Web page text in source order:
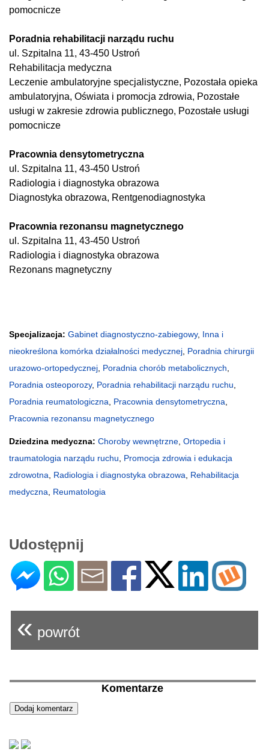
pomocnicze
Poradnia rehabilitacji narządu ruchu
ul. Szpitalna 11, 43-450 Ustroń
Rehabilitacja medyczna
Leczenie ambulatoryjne specjalistyczne, Pozostała opieka
ambulatoryjna, Oświata i promocja zdrowia, Pozostałe
usługi w zakresie zdrowia publicznego, Pozostałe usługi
pomocnicze
Pracownia densytometryczna
ul. Szpitalna 11, 43-450 Ustroń
Radiologia i diagnostyka obrazowa
Diagnostyka obrazowa, Rentgenodiagnostyka
Pracownia rezonansu magnetycznego
ul. Szpitalna 11, 43-450 Ustroń
Radiologia i diagnostyka obrazowa
Rezonans magnetyczny
Specjalizacja: Gabinet diagnostyczno-zabiegowy, Inna i
nieokreślona komórka działalności medycznej Poradnia chirurgii
urazowo-ortopedycznej Poradnia chorób metabolicznych
Poradnia osteoporozy, Poradnia rehabilitacji narządu ruchu
Poradnia reumatologiczna
Pracownia densytometryczna
Pracownia rezonansu magnetycznego
Dziedzina medyczna: Choroby wewnętrzne Ortopedia i
traumatologia narządu ruchu
Promocja zdrowia i edukacja
zdrowotna
Radiologia i diagnostyka obrazowa
Rehabilitacja
medyczna
Reumatologia
Udostępnij
« powrót
Komentarze